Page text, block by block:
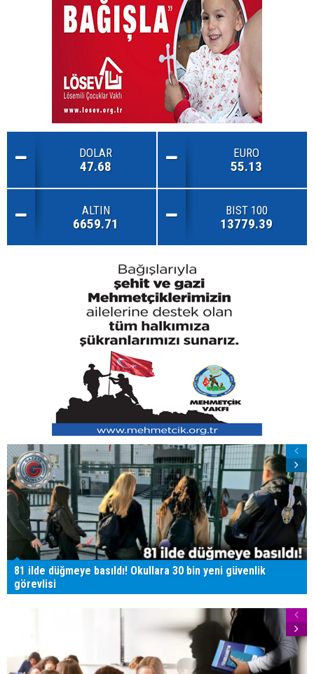
DOLAR
47.68
EURO
55.13
ALTIN
6659.71
BIST 100
13779.39
81 ilde düğmeye basıldı! Okullara 30 bin yeni güvenlik
görevlisi